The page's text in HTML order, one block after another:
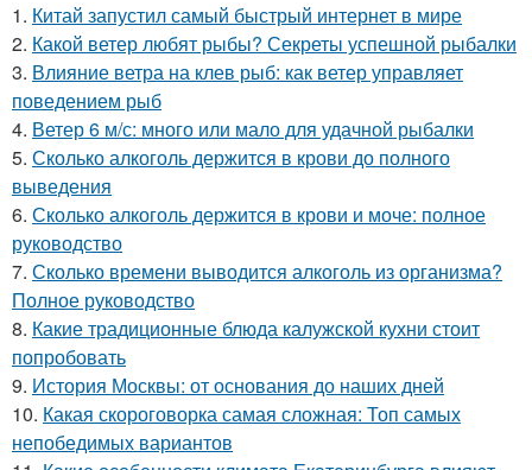
1. Китай запустил самый быстрый интернет в мире
2. Какой ветер любят рыбы? Секреты успешной рыбалки
3. Влияние ветра на клев рыб: как ветер управляет
поведением рыб
4. Ветер 6 м/с: много или мало для удачной рыбалки
5. Сколько алкоголь держится в крови до полного
выведения
6. Сколько алкоголь держится в крови и моче: полное
руководство
7. Сколько времени выводится алкоголь из организма?
Полное руководство
8. Какие традиционные блюда калужской кухни стоит
попробовать
9. История Москвы: от основания до наших дней
10. Какая скороговорка самая сложная: Топ самых
непобедимых вариантов